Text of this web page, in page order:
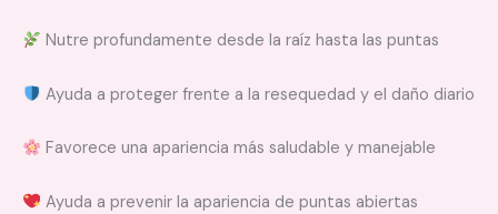
Nutre profundamente desde la raíz hasta las puntas
Ayuda a proteger frente a la resequedad y el daño diario
Favorece una apariencia más saludable y manejable
Ayuda a prevenir la apariencia de puntas abiertas